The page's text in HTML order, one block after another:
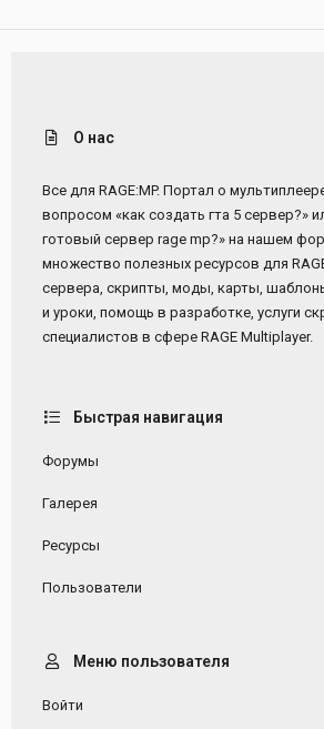
О нас
Все для RAGE:MP. Портал о
вопросом «как создать гта 5 сервер?»
готовый сервер rage mp?» на нашем
множество полезных ресурсов для
сервера, скрипты, моды, карты,
и уроки, помощь в разработке, услуги
специалистов в сфере RAGE Multiplayer.
Быстрая навигация
Форумы
Галерея
Ресурсы
Пользователи
Меню пользователя
Войти